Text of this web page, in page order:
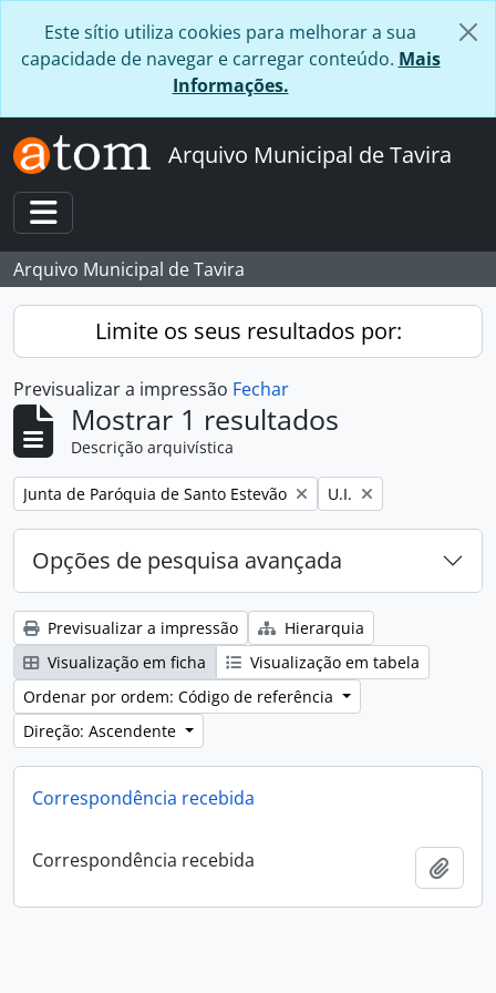
Este sítio utiliza cookies para melhorar a sua
capacidade de navegar e carregar conteúdo. Mais
Informações.
Arquivo Municipal de Tavira
Toggle navigation
Arquivo Municipal de Tavira
Limite os seus resultados por:
Previsualizar a impressão Fechar
Mostrar 1 resultados
Descrição arquivística
Remover filtro:
Junta de Paróquia de Santo Estevão Remover filtro:
U.I.
Opções de pesquisa avançada
Previsualizar a impressão
Hierarquia
Visualização em ficha
Visualização em tabela
Ordenar por ordem: Código de referência
Direção: Ascendente
Correspondência recebida
Correspondência recebida